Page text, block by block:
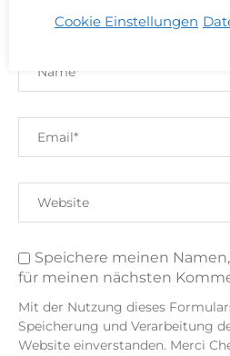
Speichere meinen
für meinen nächsten
Mit der Nutzung dieses
Speicherung und Verarbeitung
Website einverstanden. Merci
Cookie Einstellungen